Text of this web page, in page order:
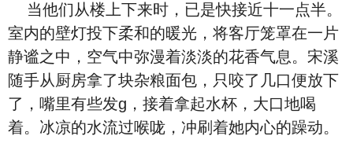
当他们从楼上下来时，已是快接近十一点半。
室内的壁灯投下柔和的暖光，将客厅笼罩在一片
静谧之中，空气中弥漫着淡淡的花香气息。宋溪
随手从厨房拿了块杂粮面包，只咬了几口便放下
了，嘴里有些发g，接着拿起水杯，大口地喝
着。冰凉的水流过喉咙，冲刷着她内心的躁动。